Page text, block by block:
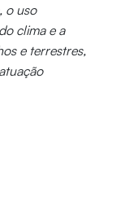
o uso
clima e a
e terrestres,